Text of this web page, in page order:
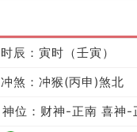
时辰：寅时（壬寅）
冲煞：冲猴(丙申)煞北
神位：财神-正南 喜神